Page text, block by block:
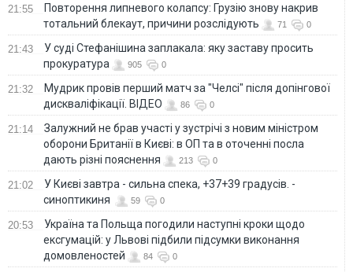
21:55
Повторення липневого колапсу: Грузію знову накрив
тотальний блекаут, причини розслідують
71 0
21:43
У суді Стефанішина заплакала: яку заставу просить
прокуратура
905 0
21:32
Мудрик провів перший матч за "Челсі" після допінгової
дискваліфікації. ВІДЕО
86 0
21:14
Залужний не брав участі у зустрічі з новим міністром
оборони Британії в Києві: в ОП та в оточенні посла
дають різні пояснення
213 0
21:02
У Києві завтра - сильна спека, +37+39 градусів. -
синоптикиня
59 0
20:53
Україна та Польща погодили наступні кроки щодо
ексгумацій: у Львові підбили підсумки виконання
домовленостей
84 0